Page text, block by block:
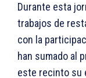
Durante esta
trabajos de
con la
han sumado al
este recinto su